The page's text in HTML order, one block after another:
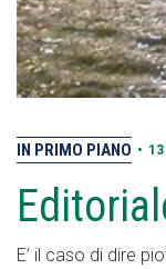
IN PRIMO PIANO •
E’ il caso di dire